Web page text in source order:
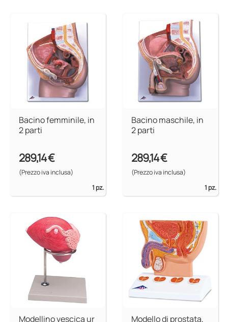
Bacino femminile, in
2 parti
289,14 €
(Prezzo iva inclusa)
1 pz.
Bacino maschile, in
2 parti
289,14 €
(Prezzo iva inclusa)
1 pz.
Modellino vescica ur
Modello di prostata,